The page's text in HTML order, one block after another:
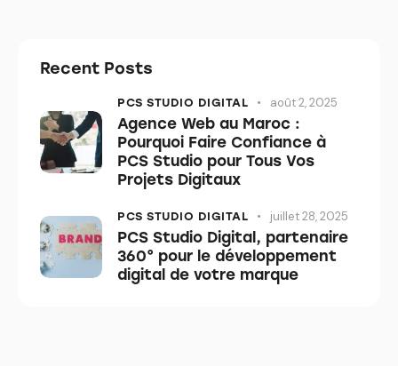
Recent Posts
PCS STUDIO DIGITAL août 2, 2025
Agence Web au Maroc :
Pourquoi Faire Confiance à
PCS Studio pour Tous Vos
Projets Digitaux
PCS STUDIO DIGITAL juillet 28, 2025
PCS Studio Digital, partenaire
360° pour le développement
digital de votre marque